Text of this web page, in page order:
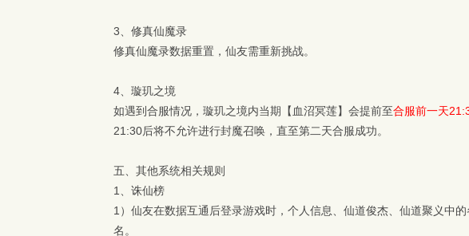
3、 修真仙魔录
修真仙魔录数据重置，仙友需重新挑战。
4、璇玑之境
如遇到合服情况，璇玑之境内当期【血沼冥莲】会提前至合服前一天
21:30后将不允许进行封魔召唤，直至第二天合服成功。
五、 其他系统相关规则
1、 诛仙榜
1） 仙友在数据互通后登录游戏时，个人信息、仙道俊杰、仙道聚义中
名。